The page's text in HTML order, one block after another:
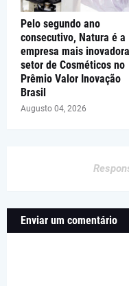
Pelo segundo ano
consecutivo, Natura é a
empresa mais
setor de Cosméticos no
Prêmio Valor Inovação
Brasil
Augusto 04, 2026
Enviar um comentário